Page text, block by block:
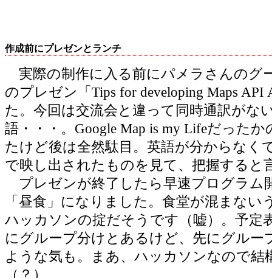
作成前にプレゼンとランチ
実際の制作に入る前にパメラさんのグ
のプレゼン「Tips for developing Maps
た。今回は交流会と違って同時通訳がな
語・・・。Google Map is my Lifeだった
たけど後は全然駄目。英語が分からなく
で映し出されたものを見て、把握すると
プレゼンが終了したら早速プログラム
「昼食」になりました。食堂が混まない
ハッカソンの掟だそうです（嘘）。予定
にグループ分けとあるけど、先にグルー
ような気も。まあ、ハッカソンなので結
（？）